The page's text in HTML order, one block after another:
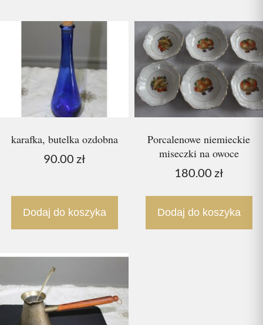
karafka, butelka ozdobna
90.00 zł
Dodaj do koszyka
Porcalenowe niemieckie
miseczki na owoce
180.00 zł
Dodaj do koszyka